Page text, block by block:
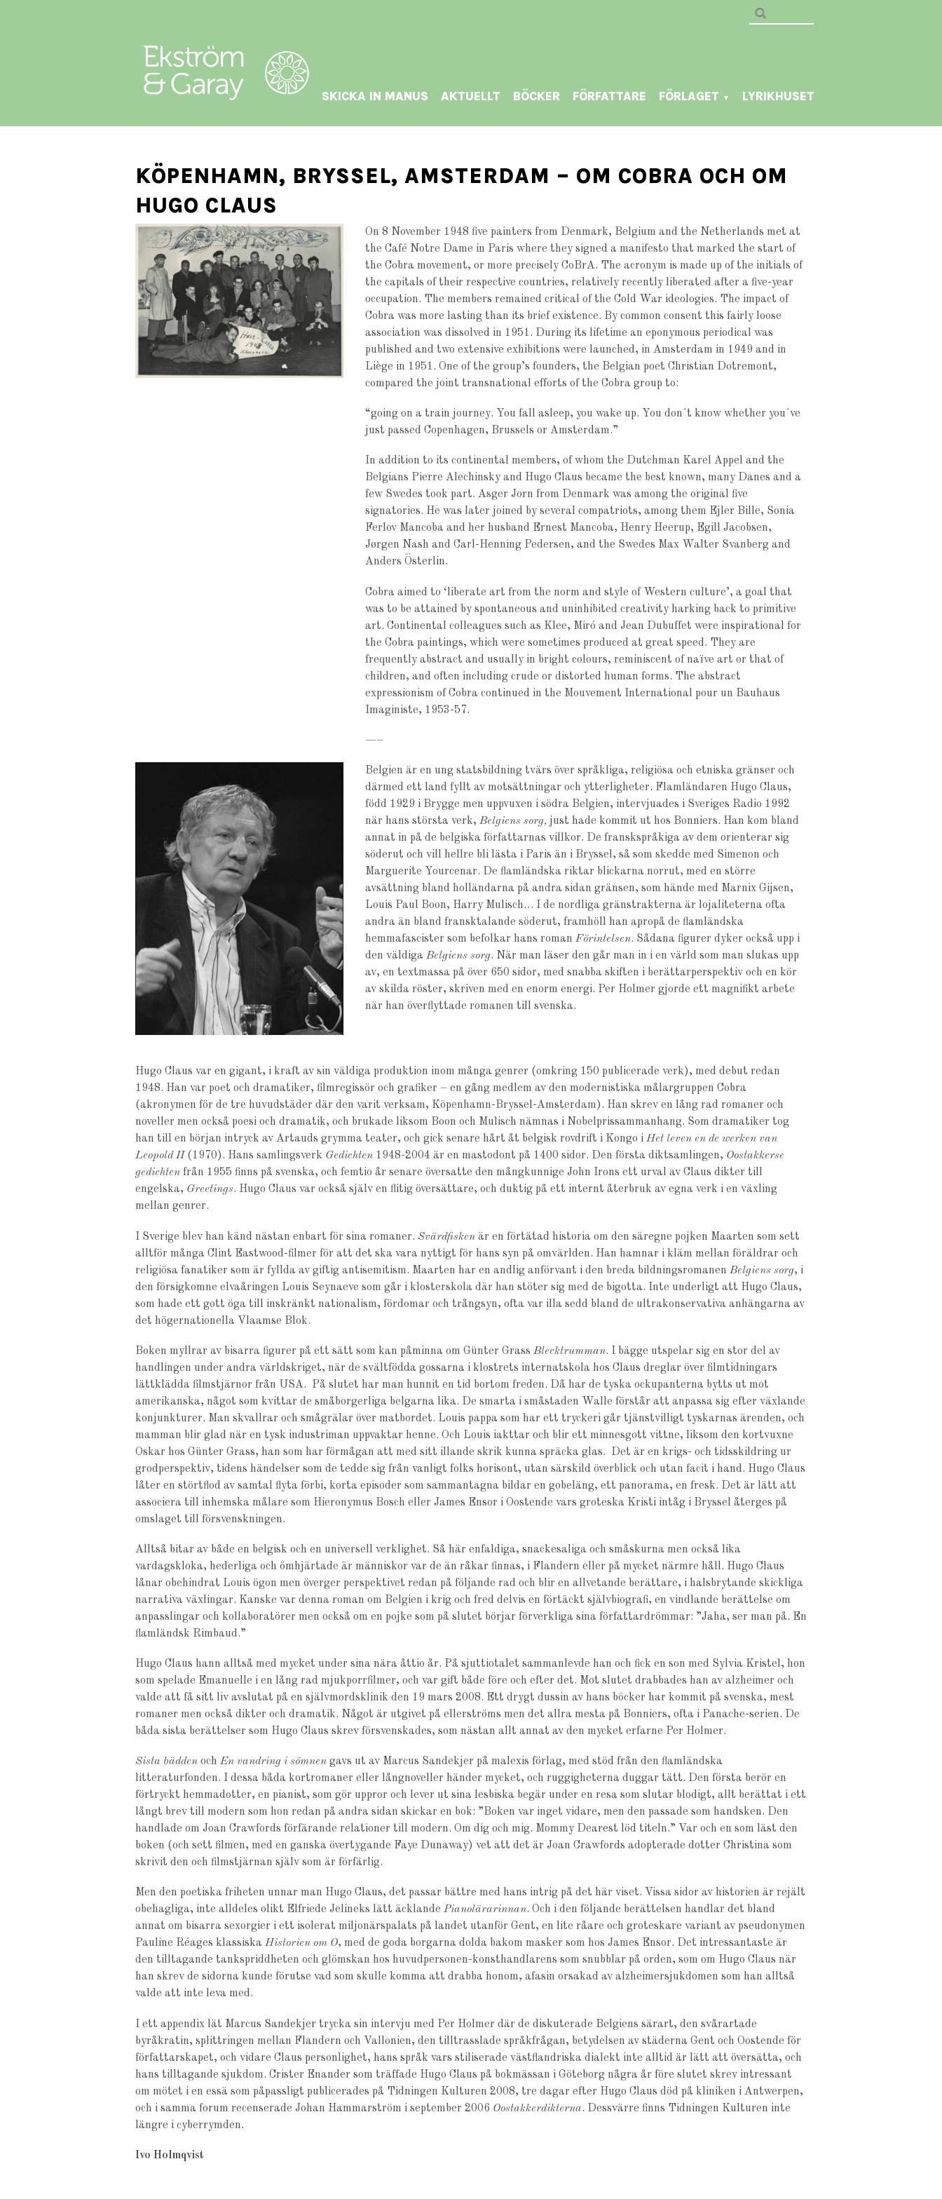
SKICKA IN MANUS AKTUELLT BÖCKER FÖRFATTARE FÖRLAGET ▼ LYRIKHUSET
KÖPENHAMN, BRYSSEL, AMSTERDAM – OM COBRA OCH OM
HUGO CLAUS
On 8 November 1948 five painters from Denmark, Belgium and the Netherlands met at
the Café Notre Dame in Paris where they signed a manifesto that marked the start of
the Cobra movement, or more precisely CoBrA. The acronym is made up of the initials of
the capitals of their respective countries, relatively recently liberated after a five-year
occupation. The members remained critical of the Cold War ideologies. The impact of
Cobra was more lasting than its brief existence. By common consent this fairly loose
association was dissolved in 1951. During its lifetime an eponymous periodical was
published and two extensive exhibitions were launched, in Amsterdam in 1949 and in
Liège in 1951. One of the group’s founders, the Belgian poet Christian Dotremont,
compared the joint transnational efforts of the Cobra group to:
“going on a train journey. You fall asleep, you wake up. You don´t know whether you´ve
just passed Copenhagen, Brussels or Amsterdam.”
In addition to its continental members, of whom the Dutchman Karel Appel and the
Belgians Pierre Alechinsky and Hugo Claus became the best known, many Danes and a
few Swedes took part. Asger Jorn from Denmark was among the original five
signatories. He was later joined by several compatriots, among them Ejler Bille, Sonia
Ferlov Mancoba and her husband Ernest Mancoba, Henry Heerup, Egill Jacobsen,
Jørgen Nash and Carl-Henning Pedersen, and the Swedes Max Walter Svanberg and
Anders Österlin.
Cobra aimed to ‘liberate art from the norm and style of Western culture’, a goal that
was to be attained by spontaneous and uninhibited creativity harking back to primitive
art. Continental colleagues such as Klee, Miró and Jean Dubuffet were inspirational for
the Cobra paintings, which were sometimes produced at great speed. They are
frequently abstract and usually in bright colours, reminiscent of naïve art or that of
children, and often including crude or distorted human forms. The abstract
expressionism of Cobra continued in the Mouvement International pour un Bauhaus
Imaginiste, 1953-57.
—–
Belgien är en ung statsbildning tvärs över språkliga, religiösa och etniska gränser och
därmed ett land fyllt av motsättningar och ytterligheter. Flamländaren Hugo Claus,
född 1929 i Brygge men uppvuxen i södra Belgien, intervjuades i Sveriges Radio 1992
när hans största verk, Belgiens sorg, just hade kommit ut hos Bonniers. Han kom bland
annat in på de belgiska författarnas villkor. De franskspråkiga av dem orienterar sig
söderut och vill hellre bli lästa i Paris än i Bryssel, så som skedde med Simenon och
Marguerite Yourcenar. De flamländska riktar blickarna norrut, med en större
avsättning bland holländarna på andra sidan gränsen, som hände med Marnix Gijsen,
Louis Paul Boon, Harry Mulisch… I de nordliga gränstrakterna är lojaliteterna ofta
andra än bland fransktalande söderut, framhöll han apropå de flamländska
hemmafascister som befolkar hans roman Förintelsen. Sådana figurer dyker också upp i
den väldiga Belgiens sorg. När man läser den går man in i en värld som man slukas upp
av, en textmassa på över 650 sidor, med snabba skiften i berättarperspektiv och en kör
av skilda röster, skriven med en enorm energi. Per Holmer gjorde ett magnifikt arbete
när han överflyttade romanen till svenska.
Hugo Claus var en gigant, i kraft av sin väldiga produktion inom många genrer (omkring 150 publicerade verk), med debut redan
1948. Han var poet och dramatiker, filmregissör och grafiker – en gång medlem av den modernistiska målargruppen Cobra
(akronymen för de tre huvudstäder där den varit verksam, Köpenhamn-Bryssel-Amsterdam). Han skrev en lång rad romaner och
noveller men också poesi och dramatik, och brukade liksom Boon och Mulisch nämnas i Nobelprissammanhang. Som dramatiker tog
han till en början intryck av Artauds grymma teater, och gick senare hårt åt belgisk rovdrift i Kongo i Het leven en de werken van
Leopold II (1970). Hans samlingsverk Gedichten 1948-2004 är en mastodont på 1400 sidor. Den första diktsamlingen, Oostakkerse
gedichten från 1955 finns på svenska, och femtio år senare översatte den mångkunnige John Irons ett urval av Claus dikter till
engelska, Greetings. Hugo Claus var också själv en flitig översättare, och duktig på ett internt återbruk av egna verk i en växling
mellan genrer.
I Sverige blev han känd nästan enbart för sina romaner. Svärdfisken är en förtätad historia om den säregne pojken Maarten som sett
alltför många Clint Eastwood-filmer för att det ska vara nyttigt för hans syn på omvärlden. Han hamnar i kläm mellan föräldrar och
religiösa fanatiker som är fyllda av giftig antisemitism. Maarten har en andlig anförvant i den breda bildningsromanen Belgiens sorg, i
den försigkomne elvaåringen Louis Seynaeve som går i klosterskola där han stöter sig med de bigotta. Inte underligt att Hugo Claus,
som hade ett gott öga till inskränkt nationalism, fördomar och trångsyn, ofta var illa sedd bland de ultrakonservativa anhängarna av
det högernationella Vlaamse Blok.
Boken myllrar av bisarra figurer på ett sätt som kan påminna om Günter Grass Blecktrumman. I bägge utspelar sig en stor del av
handlingen under andra världskriget, när de svältfödda gossarna i klostrets internatskola hos Claus dreglar över filmtidningars
lättklädda filmstjärnor från USA. På slutet har man hunnit en tid bortom freden. Då har de tyska ockupanterna bytts ut mot
amerikanska, något som kvittar de småborgerliga belgarna lika. De smarta i småstaden Walle förstår att anpassa sig efter växlande
konjunkturer. Man skvallrar och smågrälar över matbordet. Louis pappa som har ett tryckeri går tjänstvilligt tyskarnas ärenden, och
mamman blir glad när en tysk industriman uppvaktar henne. Och Louis iakttar och blir ett minnesgott vittne, liksom den kortvuxne
Oskar hos Günter Grass, han som har förmågan att med sitt illande skrik kunna spräcka glas. Det är en krigs- och tidsskildring ur
grodperspektiv, tidens händelser som de tedde sig från vanligt folks horisont, utan särskild överblick och utan facit i hand. Hugo Claus
låter en störtflod av samtal flyta förbi, korta episoder som sammantagna bildar en gobeläng, ett panorama, en fresk. Det är lätt att
associera till inhemska målare som Hieronymus Bosch eller James Ensor i Oostende vars groteska Kristi intåg i Bryssel återges på
omslaget till försvenskningen.
Alltså bitar av både en belgisk och en universell verklighet. Så här enfaldiga, snackesaliga och småskurna men också lika
vardagskloka, hederliga och ömhjärtade är människor var de än råkar finnas, i Flandern eller på mycket närmre håll. Hugo Claus
lånar obehindrat Louis ögon men överger perspektivet redan på följande rad och blir en allvetande berättare, i halsbrytande skickliga
narrativa växlingar. Kanske var denna roman om Belgien i krig och fred delvis en förtäckt självbiografi, en vindlande berättelse om
anpasslingar och kollaboratörer men också om en pojke som på slutet börjar förverkliga sina författardrömmar: ”Jaha, ser man på. En
flamländsk Rimbaud.”
Hugo Claus hann alltså med mycket under sina nära åttio år. På sjuttiotalet sammanlevde han och fick en son med Sylvia Kristel, hon
som spelade Emanuelle i en lång rad mjukporrfilmer, och var gift både före och efter det. Mot slutet drabbades han av alzheimer och
valde att få sitt liv avslutat på en självmordsklinik den 19 mars 2008. Ett drygt dussin av hans böcker har kommit på svenska, mest
romaner men också dikter och dramatik. Något är utgivet på ellerströms men det allra mesta på Bonniers, ofta i Panache-serien. De
båda sista berättelser som Hugo Claus skrev försvenskades, som nästan allt annat av den mycket erfarne Per Holmer.
Sista bädden och En vandring i sömnen gavs ut av Marcus Sandekjer på malexis förlag, med stöd från den flamländska
litteraturfonden. I dessa båda kortromaner eller långnoveller händer mycket, och ruggigheterna duggar tätt. Den första berör en
förtryckt hemmadotter, en pianist, som gör uppror och lever ut sina lesbiska begär under en resa som slutar blodigt, allt berättat i ett
långt brev till modern som hon redan på andra sidan skickar en bok: ”Boken var inget vidare, men den passade som handsken. Den
handlade om Joan Crawfords förfärande relationer till modern. Om dig och mig. Mommy Dearest löd titeln.” Var och en som läst den
boken (och sett filmen, med en ganska övertygande Faye Dunaway) vet att det är Joan Crawfords adopterade dotter Christina som
skrivit den och filmstjärnan själv som är förfärlig.
Men den poetiska friheten unnar man Hugo Claus, det passar bättre med hans intrig på det här viset. Vissa sidor av historien är rejält
obehagliga, inte alldeles olikt Elfriede Jelineks lätt äcklande Pianolärarinnan. Och i den följande berättelsen handlar det bland
annat om bisarra sexorgier i ett isolerat miljonärspalats på landet utanför Gent, en lite råare och groteskare variant av pseudonymen
Pauline Réages klassiska Historien om O, med de goda borgarna dolda bakom masker som hos James Ensor. Det intressantaste är
den tilltagande tankspriddheten och glömskan hos huvudpersonen-konsthandlarens som snubblar på orden, som om Hugo Claus när
han skrev de sidorna kunde förutse vad som skulle komma att drabba honom, afasin orsakad av alzheimersjukdomen som han alltså
valde att inte leva med.
I ett appendix lät Marcus Sandekjer trycka sin intervju med Per Holmer där de diskuterade Belgiens särart, den svårartade
byråkratin, splittringen mellan Flandern och Vallonien, den tilltrasslade språkfrågan, betydelsen av städerna Gent och Oostende för
författarskapet, och vidare Claus personlighet, hans språk vars stiliserade västflandriska dialekt inte alltid är lätt att översätta, och
hans tilltagande sjukdom. Crister Enander som träffade Hugo Claus på bokmässan i Göteborg några år före slutet skrev intressant
om mötet i en essä som påpassligt publicerades på Tidningen Kulturen 2008, tre dagar efter Hugo Claus död på kliniken i Antwerpen,
och i samma forum recenserade Johan Hammarström i september 2006 Oostakkerdikterna. Dessvärre finns Tidningen Kulturen inte
längre i cyberrymden.
Ivo Holmqvist